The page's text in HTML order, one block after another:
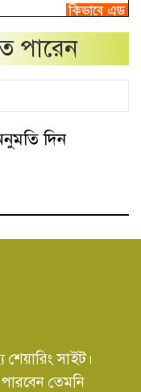
পারেন
দিন
সাইট।
তেমনি